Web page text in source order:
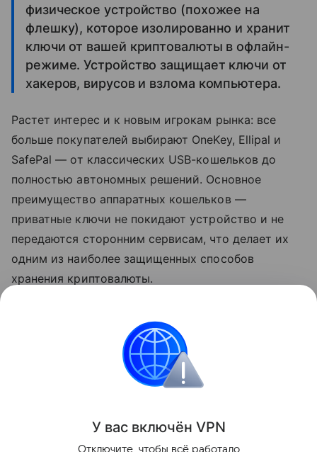
физическое устройство (похожее на
флешку), которое изолированно и хранит
ключи от вашей криптовалюты в офлайн-
режиме. Устройство защищает ключи от
хакеров, вирусов и взлома компьютера.
Растет интерес и к новым игрокам рынка: все
больше покупателей выбирают OneKey, Ellipal и
SafePal — от классических USB-кошельков до
полностью автономных решений. Основное
преимущество аппаратных кошельков —
приватные ключи не покидают устройство и не
передаются сторонним сервисам, что делает их
одним из наиболее защищенных способов
хранения криптовалюты.
активнее скупать криптокошельки.
Поделиться
У вас включён VPN
Отключите, чтобы всё работало